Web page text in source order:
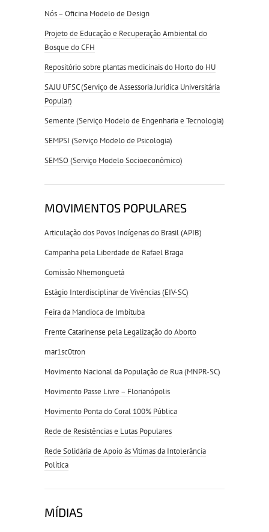
Nós – Oficina Modelo de Design
Projeto de Educação e Recuperação Ambiental do
Bosque do CFH
Repositório sobre plantas medicinais do Horto do HU
SAJU UFSC (Serviço de Assessoria Jurídica Universitária
Popular)
Semente (Serviço Modelo de Engenharia e Tecnologia)
SEMPSI (Serviço Modelo de Psicologia)
SEMSO (Serviço Modelo Socioeconômico)
MOVIMENTOS POPULARES
Articulação dos Povos Indígenas do Brasil (APIB)
Campanha pela Liberdade de Rafael Braga
Comissão Nhemonguetá
Estágio Interdisciplinar de Vivências (EIV-SC)
Feira da Mandioca de Imbituba
Frente Catarinense pela Legalização do Aborto
mar1sc0tron
Movimento Nacional da População de Rua (MNPR-SC)
Movimento Passe Livre – Florianópolis
Movimento Ponta do Coral 100% Pública
Rede de Resistências e Lutas Populares
Rede Solidária de Apoio às Vítimas da Intolerância
Política
MÍDIAS